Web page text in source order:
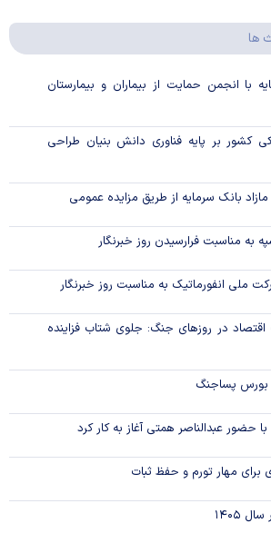
ها
با انجمن حمایت از بیماران و بیمارستان
کشور بر پایه فناوری دانش بنیان طراحی
بانک سرمایه از طریق مزایده عمومی
به مناسبت فرارسیدن روز خبرنگار
ملی انفورماتیک به مناسبت روز خبرنگار
در روزهای جنگ: جلوی شتاب فزاینده
بورس پساجنگ
حضور عبدالناصر همتی آغاز به کار کرد
مهار تورم و حفظ ثبات
۱۴۰۵